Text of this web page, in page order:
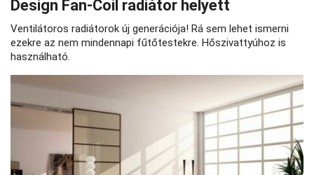
Design Fan-Coil radiátor helyett
Ventilátoros radiátorok új generációja! Rá sem lehet ismerni
ezekre az nem mindennapi fűtőtestekre. Hőszivattyúhoz is
használható.